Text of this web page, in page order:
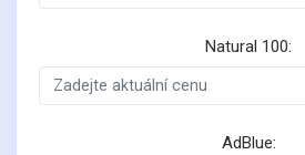
Natural 100:
AdBlue: